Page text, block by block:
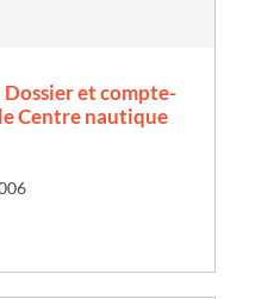
Dossier et compte-
Centre nautique